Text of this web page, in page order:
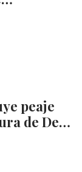
peaje
de De…